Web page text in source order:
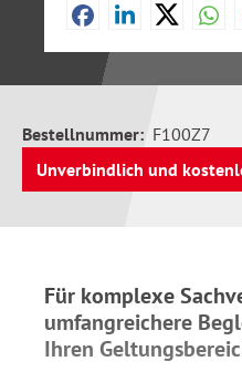
Bestellnummer: F100Z7
Unverbindlich und
Für komplexe
umfangreichere
Ihren